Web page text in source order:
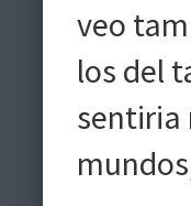
veo
los del
sentiria